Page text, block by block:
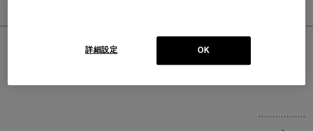
ONLINE STORE お問合せ
OK
詳細設定